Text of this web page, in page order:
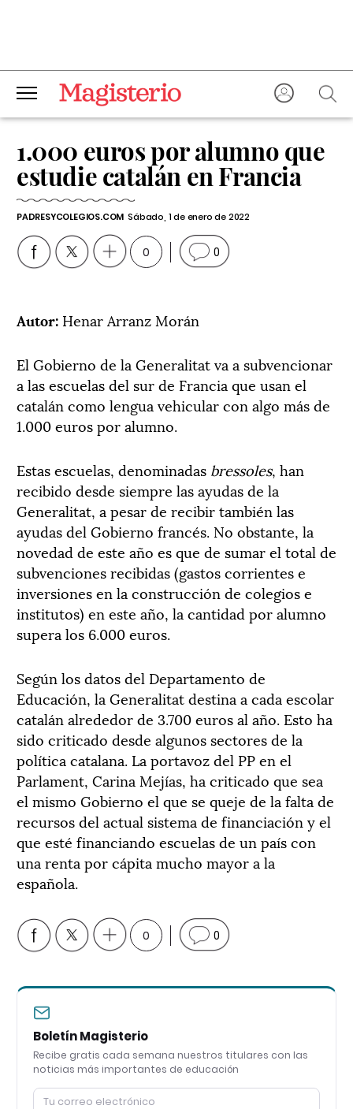
1.000 euros por alumno que
estudie catalán en Francia
PADRESYCOLEGIOS.COM Sábado, 1 de enero de 2022
0 0
Autor: Henar Arranz Morán
El Gobierno de la Generalitat va a subvencionar
a las escuelas del sur de Francia que usan el
catalán como lengua vehicular con algo más de
1.000 euros por alumno.
Estas escuelas, denominadas bressoles, han
recibido desde siempre las ayudas de la
Generalitat, a pesar de recibir también las
ayudas del Gobierno francés. No obstante, la
novedad de este año es que de sumar el total de
subvenciones recibidas (gastos corrientes e
inversiones en la construcción de colegios e
institutos) en este año, la cantidad por alumno
supera los 6.000 euros.
Según los datos del Departamento de
Educación, la Generalitat destina a cada escolar
catalán alrededor de 3.700 euros al año. Esto ha
sido criticado desde algunos sectores de la
política catalana. La portavoz del PP en el
Parlament, Carina Mejías, ha criticado que sea
el mismo Gobierno el que se queje de la falta de
recursos del actual sistema de financiación y el
que esté financiando escuelas de un país con
una renta por cápita mucho mayor a la
española.
0 0
Boletín Magisterio
Recibe gratis cada semana nuestros titulares con las
noticias más importantes de educación